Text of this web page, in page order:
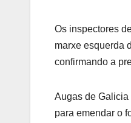
Os inspectores
marxe esquerda
confirmando a
Augas de
para emendar o